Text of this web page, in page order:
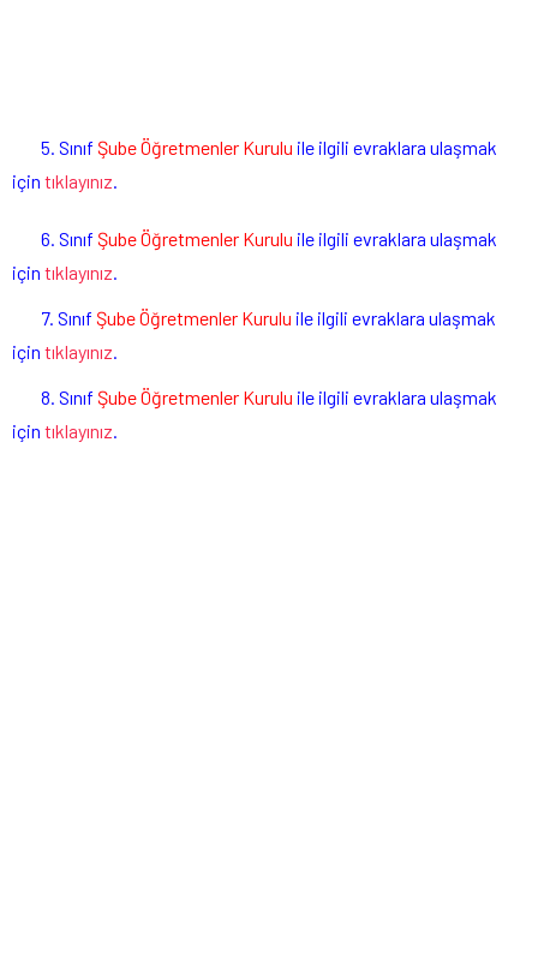
5. Sınıf Şube Öğretmenler Kurulu ile ilgili evraklara ulaşmak
için tıklayınız.
6. Sınıf Şube Öğretmenler Kurulu ile ilgili evraklara ulaşmak
için tıklayınız.
7. Sınıf Şube Öğretmenler Kurulu ile ilgili evraklara ulaşmak
için tıklayınız.
8. Sınıf Şube Öğretmenler Kurulu ile ilgili evraklara ulaşmak
için tıklayınız.